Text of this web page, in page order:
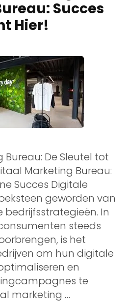
Succes
Hier!
De Sleutel tot
Marketing Bureau:
Succes Digitale
geworden van
bedrijfsstrategieën. In
steeds
is het
om hun digitale
en
te
marketing …